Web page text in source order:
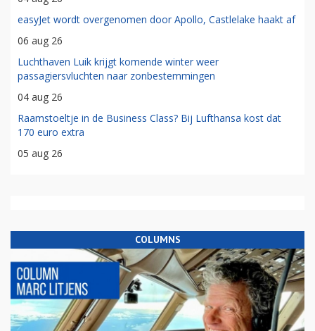
easyJet wordt overgenomen door Apollo, Castlelake haakt af
06 aug 26
Luchthaven Luik krijgt komende winter weer
passagiersvluchten naar zonbestemmingen
04 aug 26
Raamstoeltje in de Business Class? Bij Lufthansa kost dat
170 euro extra
05 aug 26
COLUMNS